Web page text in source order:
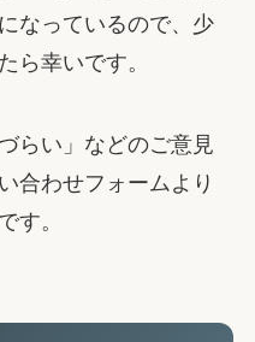
なっているので、少
ら幸いです。
らい」などのご意見
合わせフォームより
す。